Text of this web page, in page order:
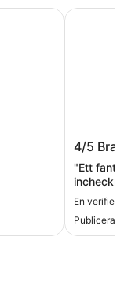
Hotel
4/5 Bra
"Ett
sig till
Det
behov.
En
Hotel